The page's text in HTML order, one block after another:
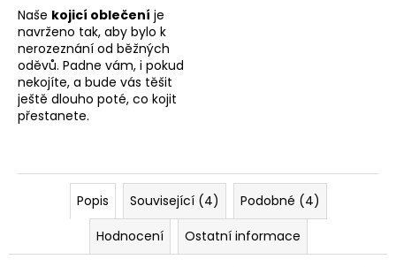
Naše kojicí oblečení je
navrženo tak, aby bylo k
nerozeznání od běžných
oděvů. Padne vám, i pokud
nekojíte, a bude vás těšit
ještě dlouho poté, co kojit
přestanete.
Popis Související (4)
Podobné (4)
Hodnocení
Ostatní informace